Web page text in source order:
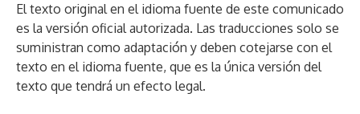
El texto original en el idioma fuente de este comunicado
es la versión oficial autorizada. Las traducciones solo se
suministran como adaptación y deben cotejarse con el
texto en el idioma fuente, que es la única versión del
texto que tendrá un efecto legal.